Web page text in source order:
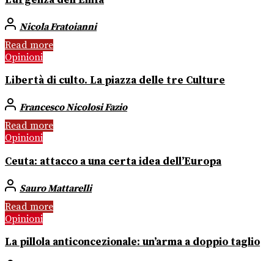
Nicola Fratoianni
Read more
Opinioni
Libertà di culto. La piazza delle tre Culture
Francesco Nicolosi Fazio
Read more
Opinioni
Ceuta: attacco a una certa idea dell’Europa
Sauro Mattarelli
Read more
Opinioni
La pillola anticoncezionale: un’arma a doppio taglio